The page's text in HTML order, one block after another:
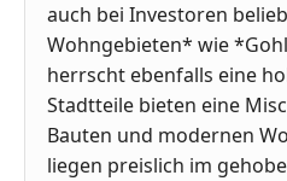
auch bei Investoren
Wohngebieten* wie
herrscht ebenfalls eine
Stadtteile bieten eine
Bauten und modernen
liegen preislich im